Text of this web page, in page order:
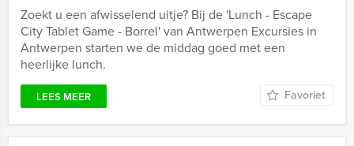
Zoekt u een afwisselend uitje? Bij de 'Lunch - Escape
City Tablet Game - Borrel' van Antwerpen Excursies in
Antwerpen starten we de middag goed met een
heerlijke lunch.
LEES MEER Favoriet